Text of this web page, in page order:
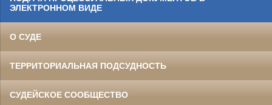
ЭЛЕКТРОННОМ ВИДЕ
О СУДЕ
ТЕРРИТОРИАЛЬНАЯ ПОДСУДНОСТЬ
СУДЕЙСКОЕ СООБЩЕСТВО